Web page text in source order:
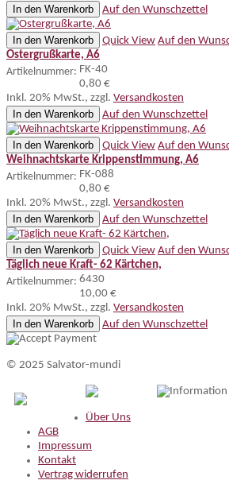
In den Warenkorb
Auf den Wunschzettel
In den Warenkorb Quick View Auf den
Ostergrußkarte, A6
Artikelnummer: FK-40
0,80 €
Inkl. 20% MwSt., zzgl. Versandkosten
In den Warenkorb
Auf den Wunschzettel
In den Warenkorb Quick View Auf den
Weihnachtskarte Krippenstimmung, A6
Artikelnummer: FK-088
0,80 €
Inkl. 20% MwSt., zzgl. Versandkosten
In den Warenkorb
Auf den Wunschzettel
In den Warenkorb Quick View Auf den
Täglich neue Kraft- 62 Kärtchen,
Artikelnummer: 6430
10,00 €
Inkl. 20% MwSt., zzgl. Versandkosten
In den Warenkorb
Auf den Wunschzettel
© 2025 Salvator-mundi
Information
Über Uns
AGB
Impressum
Kontakt
Vertrag widerrufen